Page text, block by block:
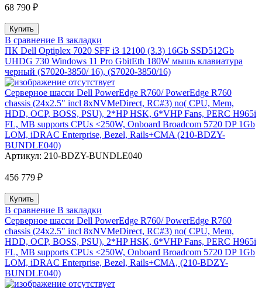
68 790 ₽
В сравнение В закладки
ПК Dell Optiplex 7020 SFF i3 12100 (3.3) 16Gb SSD512Gb
UHDG 730 Windows 11 Pro GbitEth 180W мышь клавиатура
черный (S7020-3850/ 16), (S7020-3850/16)
Серверное шасси Dell PowerEdge R760/ PowerEdge R760
chassis (24x2.5" incl 8xNVMeDirect, RC#3) no( CPU, Mem,
HDD, OCP, BOSS, PSU), 2*HP HSK, 6*VHP Fans, PERC H965i
FL, MB supports CPUs <250W, Onboard Broadcom 5720 DP 1Gb
LOM, iDRAC Enterprise, Bezel, Rails+CMA (210-BDZY-
BUNDLE040)
Артикул: 210-BDZY-BUNDLE040
456 779 ₽
В сравнение В закладки
Серверное шасси Dell PowerEdge R760/ PowerEdge R760
chassis (24x2.5" incl 8xNVMeDirect, RC#3) no( CPU, Mem,
HDD, OCP, BOSS, PSU), 2*HP HSK, 6*VHP Fans, PERC H965i
FL, MB supports CPUs <250W, Onboard Broadcom 5720 DP 1Gb
LOM, iDRAC Enterprise, Bezel, Rails+CMA, (210-BDZY-
BUNDLE040)